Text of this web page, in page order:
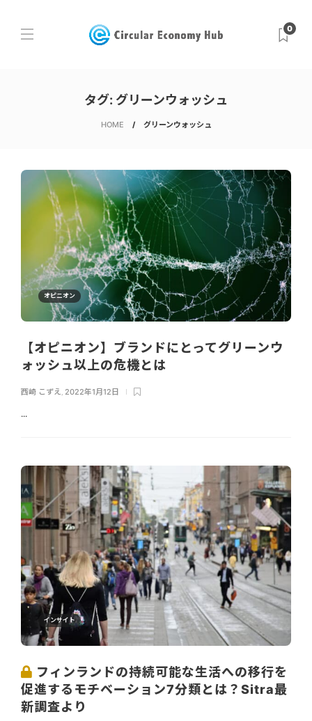
0
タグ: グリーンウォッシュ
HOME グリーンウォッシュ
オピニオン
【オピニオン】ブランドにとってグリーンウ
ォッシュ以上の危機とは
西崎 こずえ, 2022年1月12日
...
インサイト
フィンランドの持続可能な生活への移行を
促進するモチベーション7分類とは？Sitra最
新調査より